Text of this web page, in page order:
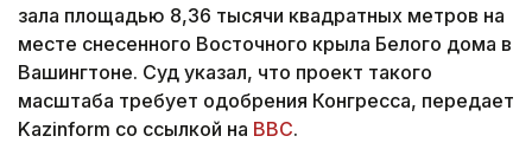
зала площадью 8,36 тысячи квадратных метров на
месте снесенного Восточного крыла Белого дома в
Вашингтоне. Суд указал, что проект такого
масштаба требует одобрения Конгресса, передает
Kazinform со ссылкой на BBC.